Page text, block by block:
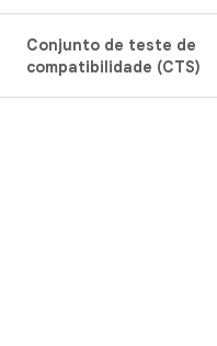
Conjunto de teste de
compatibilidade (CTS)